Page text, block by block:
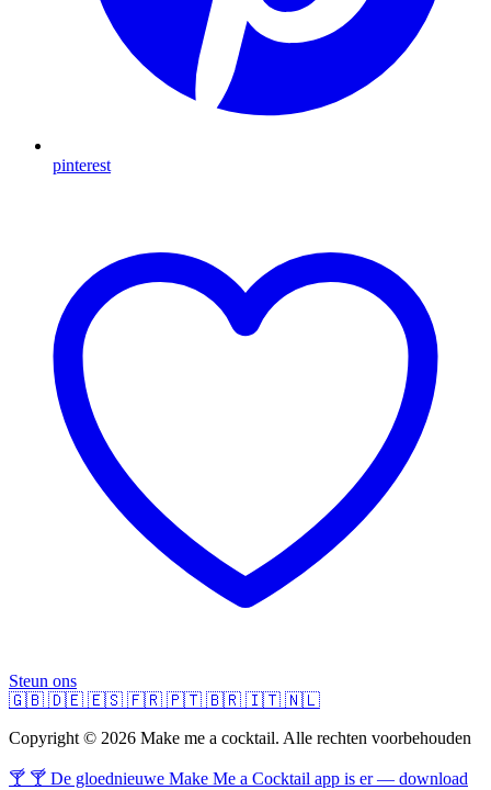
pinterest
Steun ons
🇬🇧 🇩🇪 🇪🇸 🇫🇷 🇵🇹 🇧🇷 🇮🇹 🇳🇱
Copyright © 2026 Make me a cocktail. Alle rechten voorbehouden
🍸 🍸 De gloednieuwe Make Me a Cocktail app is er — download